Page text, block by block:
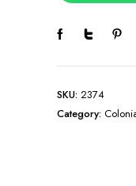
SKU: 2374
Category: